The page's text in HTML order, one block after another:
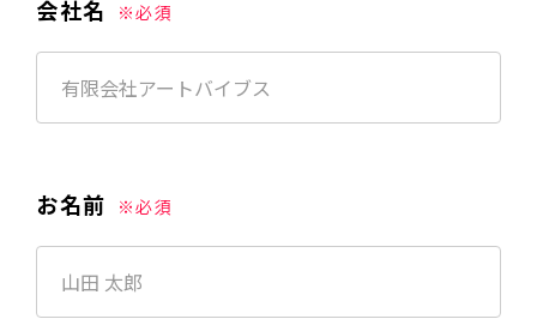
会社名 ※必須
お名前 ※必須